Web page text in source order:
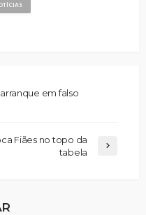
em falso
Fiães no topo da
tabela